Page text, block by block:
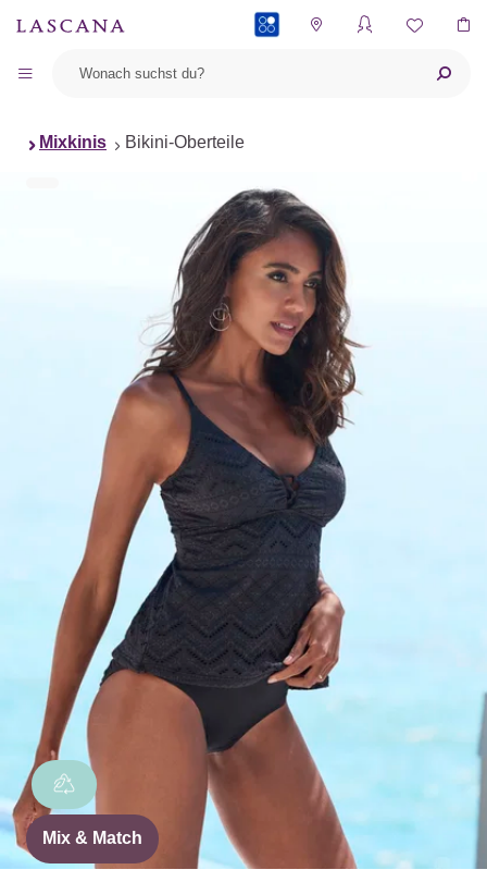
Mixkinis Bikini-Oberteile
Mix & Match